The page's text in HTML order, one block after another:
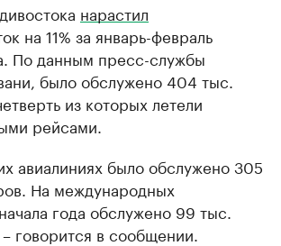
нарастил
на 11% за январь-февраль
По данным пресс-службы
было обслужено 404 тыс.
из которых летели
рейсами.
авиалиниях было обслужено 305
На международных
года обслужено 99 тыс.
говорится в сообщении.